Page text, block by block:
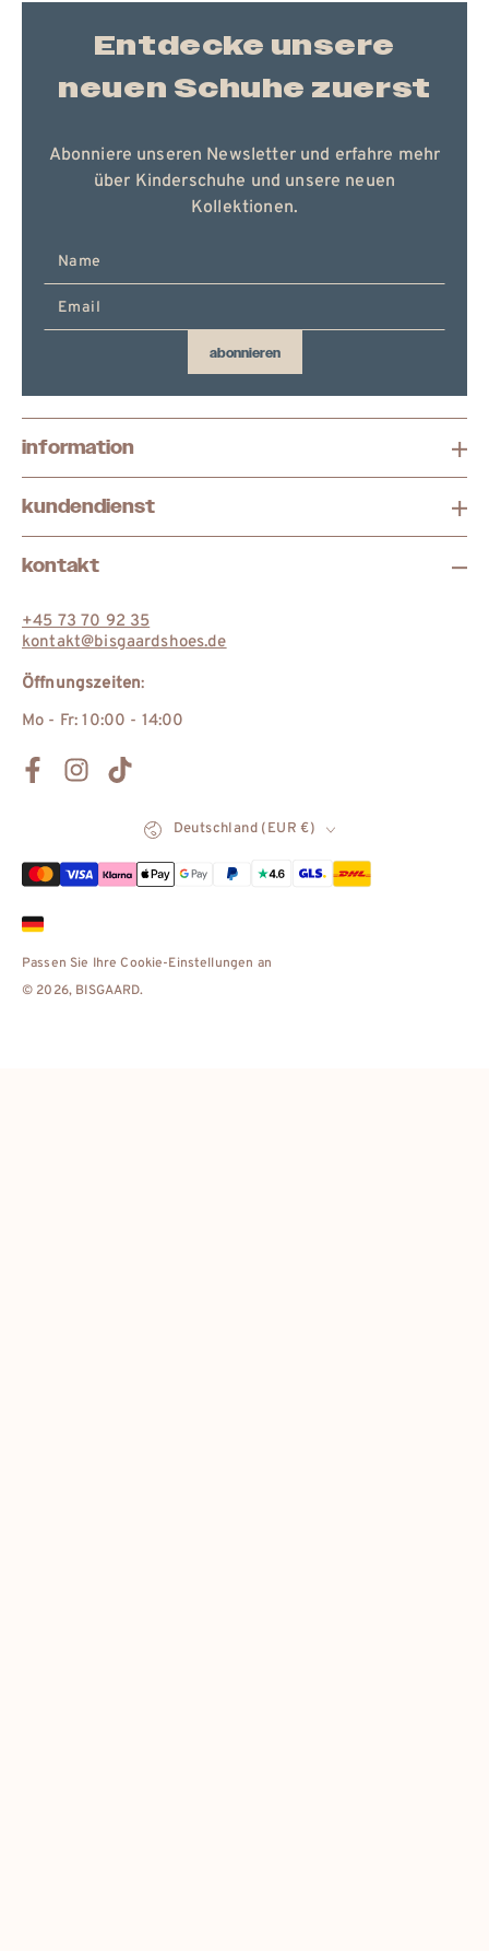
eur
Entdecke unsere
neuen Schuhe zuerst
Abonniere unseren Newsletter und erfahre mehr
über Kinderschuhe und unsere neuen
Kollektionen.
hier
abonnieren
information
kundendienst
kontakt
+45 73 70 92 35
kontakt@bisgaardshoes.de
Öffnungszeiten:
Mo - Fr: 10:00 - 14:00
FacebookInstagramTikTok
Passen Sie Ihre Cookie-Einstellungen an
© 2026, BISGAARD.
Deutschland (EUR €)
Zahlungsmöglichkeiten